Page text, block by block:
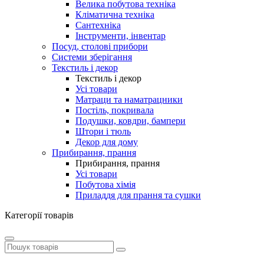
Велика побутова техніка
Кліматична техніка
Сантехніка
Інструменти, інвентар
Посуд, столові прибори
Системи зберігання
Текстиль і декор
Текстиль і декор
Усі товари
Матраци та наматрацники
Постіль, покривала
Подушки, ковдри, бампери
Штори і тюль
Декор для дому
Прибирання, прання
Прибирання, прання
Усі товари
Побутова хімія
Приладдя для прання та сушки
Категорії товарів